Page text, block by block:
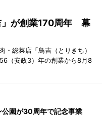
」が創業170周年 幕
総菜店「鳥吉（とりきち）
（安政3）年の創業から8月8
公園が30周年で記念事業